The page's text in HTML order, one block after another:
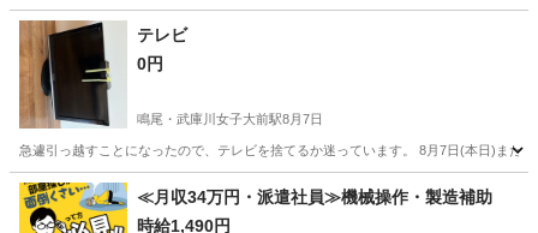
テレビ
0円
鳴尾・武庫川女子大前駅8月7日
急遽引っ越すことになったので、テレビを捨てるか迷っています。 8月7日(本日)また
兵庫 西宮市 鳴尾・武庫川女子大前駅 テレビ
≪月収34万円・派遣社員≫機械操作・製造補助
時給1,490円